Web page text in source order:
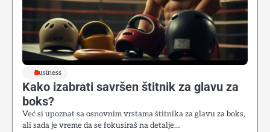
Business
Kako izabrati savršen štitnik za glavu za
boks?
Već si upoznat sa osnovnim vrstama štitnika za glavu za boks,
ali sada je vreme da se fokusiraš na detalje…